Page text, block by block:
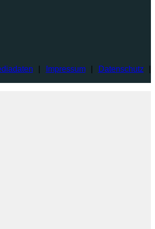
Impressum| Datenschutz